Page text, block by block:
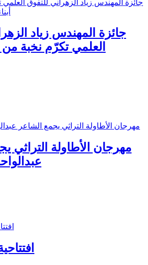
جائزة المهندس زياد
العلمي تكرّم نخبة من
مهرجان الأطاولة التراثي